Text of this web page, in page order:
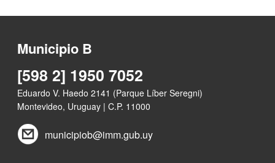
Municipio B
[598 2] 1950 7052
Eduardo V. Haedo 2141 (Parque Líber Seregni)
Montevideo, Uruguay | C.P. 11000
municipiob@imm.gub.uy